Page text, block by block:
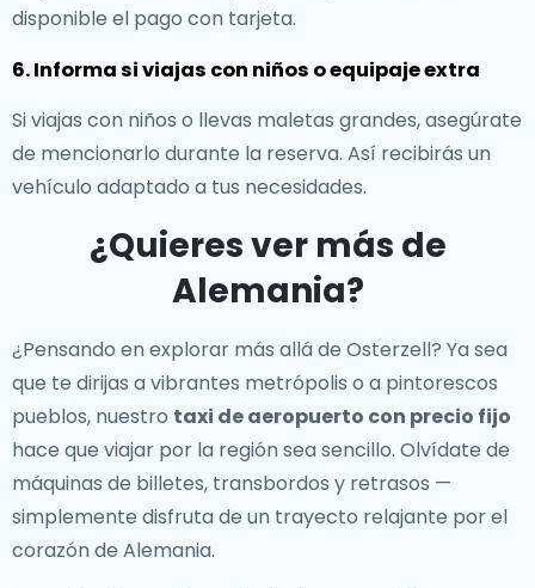
disponible el pago con tarjeta.
6. Informa si viajas con niños o equipaje extra
Si viajas con niños o llevas maletas grandes, asegúrate
de mencionarlo durante la reserva. Así recibirás un
vehículo adaptado a tus necesidades.
¿Quieres ver más de
Alemania?
¿Pensando en explorar más allá de Osterzell? Ya sea
que te dirijas a vibrantes metrópolis o a pintorescos
pueblos, nuestro taxi de aeropuerto con precio fijo
hace que viajar por la región sea sencillo. Olvídate de
máquinas de billetes, transbordos y retrasos —
simplemente disfruta de un trayecto relajante por el
corazón de Alemania.